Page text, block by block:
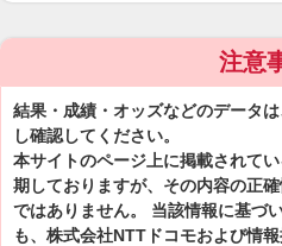
注意
結果・成績・オッズなどのデータ
し確認してください。
本サイトのページ上に掲載されて
期しておりますが、その内容の正
ではありません。 当該情報に基づ
も、株式会社NTTドコモおよび情